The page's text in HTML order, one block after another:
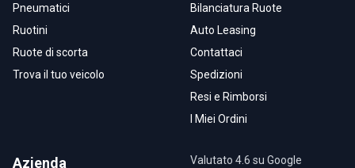
Pneumatici
Ruotini
Ruote di scorta
Trova il tuo veicolo
Bilanciatura Ruote
Auto Leasing
Contattaci
Spedizioni
Resi e Rimborsi
I Miei Ordini
Azienda Valutato 4.6 su Google